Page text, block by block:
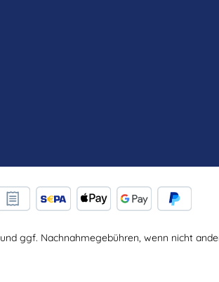
und ggf. Nachnahmegebühren, wenn nicht